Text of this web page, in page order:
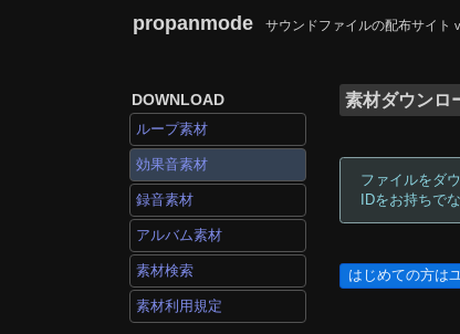
propanmode サウンドファイルの配布サイト
DOWNLOAD
ループ素材
効果音素材
録音素材
アルバム素材
素材検索
素材利用規定
素材ダウンロ
ファイルをダ
IDをお持ちで
はじめての方は